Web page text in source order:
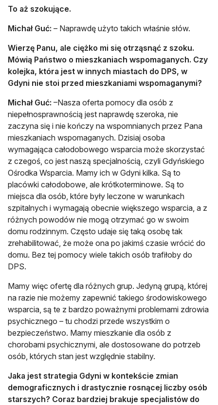
To aż szokujące.
Michał Guć: – Naprawdę użyto takich właśnie słów.
Wierzę Panu, ale ciężko mi się otrząsnąć z szoku.
Mówią Państwo o mieszkaniach wspomaganych. Czy
kolejka, która jest w innych miastach do DPS, w
Gdyni nie stoi przed mieszkaniami wspomaganymi?
Michał Guć: –Nasza oferta pomocy dla osób z
niepełnosprawnością jest naprawdę szeroka, nie
zaczyna się i nie kończy na wspomnianych przez Pana
mieszkaniach wspomaganych. Dzisiaj osoba
wymagająca całodobowego wsparcia może skorzystać
z czegoś, co jest naszą specjalnością, czyli Gdyńskiego
Ośrodka Wsparcia. Mamy ich w Gdyni kilka. Są to
placówki całodobowe, ale krótkoterminowe. Są to
miejsca dla osób, które były leczone w warunkach
szpitalnych i wymagają obecnie większego wsparcia, a z
różnych powodów nie mogą otrzymać go w swoim
domu rodzinnym. Często udaje się taką osobę tak
zrehabilitować, że może ona po jakimś czasie wrócić do
domu. Bez tej pomocy wiele takich osób trafiłoby do
DPS.
Mamy więc ofertę dla różnych grup. Jedyną grupą, której
na razie nie możemy zapewnić takiego środowiskowego
wsparcia, są te z bardzo poważnymi problemami zdrowia
psychicznego – tu chodzi przede wszystkim o
bezpieczeństwo. Mamy mieszkanie dla osób z
chorobami psychicznymi, ale dostosowane do potrzeb
osób, których stan jest względnie stabilny.
Jaka jest strategia Gdyni w kontekście zmian
demograficznych i drastycznie rosnącej liczby osób
starszych? Coraz bardziej brakuje specjalistów do